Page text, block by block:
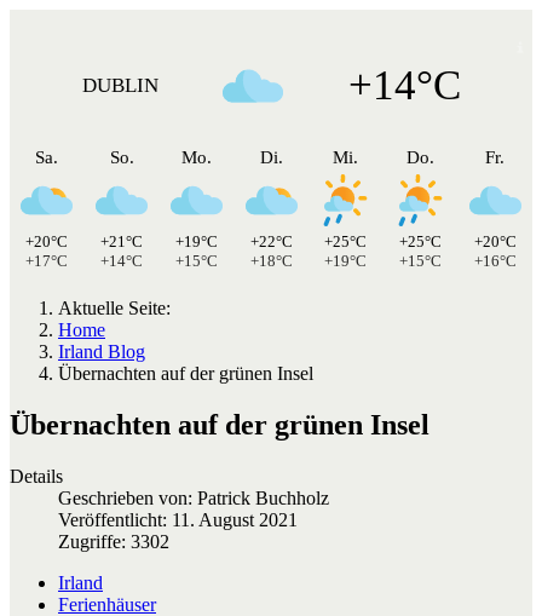
DUBLIN +14°C
Sa.
+20°C
+17°C
So.
+21°C
+14°C
Mo.
+19°C
+15°C
Di.
+22°C
+18°C
Mi.
+25°C
+19°C
Do.
+25°C
+15°C
Fr.
+20°C
+16°C
Aktuelle Seite:
Home
Irland Blog
Übernachten auf der grünen Insel
Übernachten auf der grünen Insel
Details
Geschrieben von: Patrick Buchholz
Veröffentlicht: 11. August 2021
Zugriffe: 3302
Irland
Ferienhäuser